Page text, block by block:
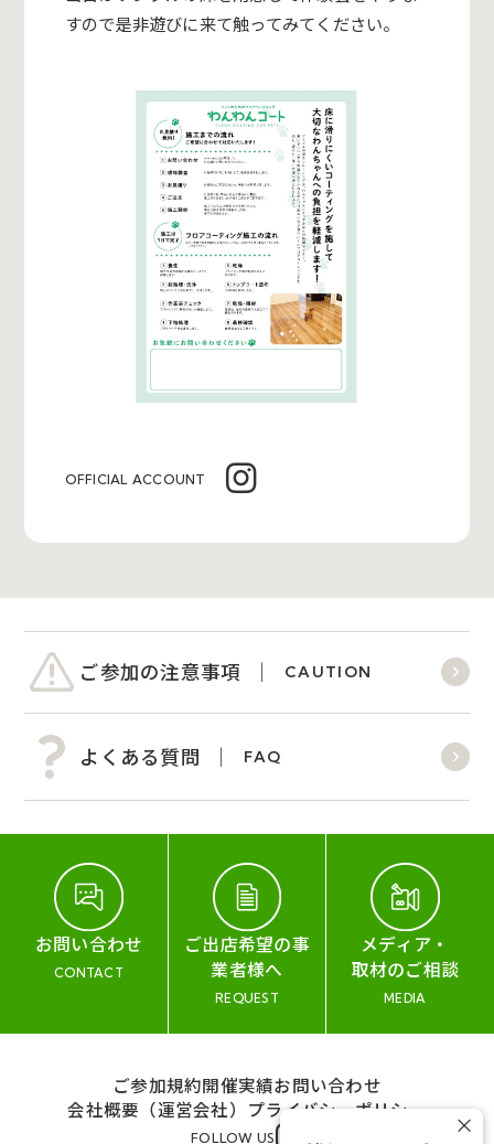
すので是非遊びに来て触ってみてください。
OFFICIAL ACCOUNT
ご参加の注意事項 CAUTION
よくある質問 FAQ
お問い合わせ
CONTACT
ご出店希望の事
業者様へ
REQUEST
メディア・
取材のご相談
MEDIA
ご参加規約開催実績お問い合わせ
会社概要（運営会社） プライバシーポリシー
FOLLOW US ×